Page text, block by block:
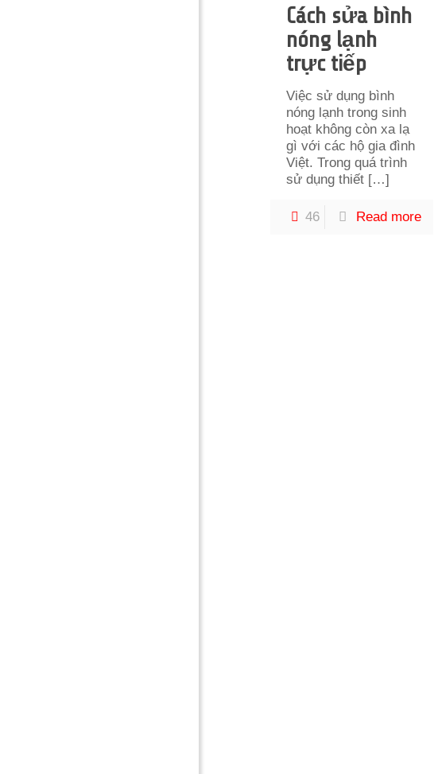
Cách sửa bình
nóng lạnh
trực tiếp
Việc sử dụng bình
nóng lạnh trong sinh
hoạt không còn xa lạ
gì với các hộ gia đình
Việt. Trong quá trình
sử dụng thiết […]
46 Read more